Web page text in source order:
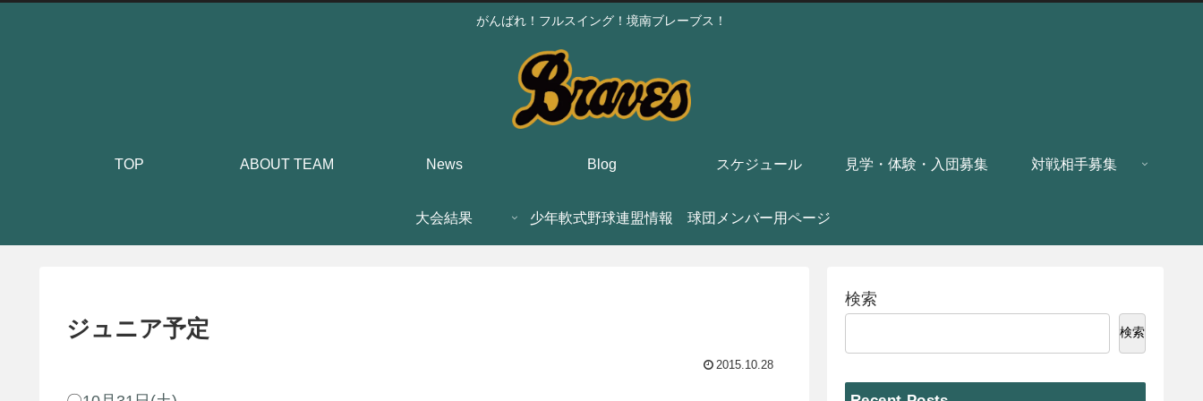
がんばれ！フルスイング！境南ブレーブス！
TOP ABOUT TEAM News Blog スケジュール 見学・体験・入団募集 対戦相手募集
大会結果 少年軟式野球連盟情報 球団メンバー用ページ
ジュニア予定
2015.10.28
検索
検索